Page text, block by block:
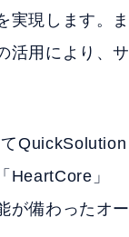
実現します。ま
活用により、サ
QuickSolution
HeartCore」
が備わったオー